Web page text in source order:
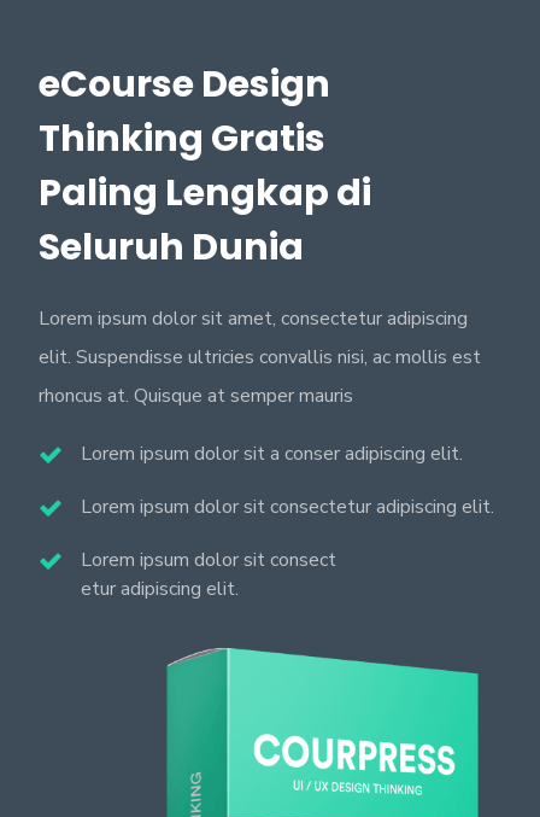
eCourse Design
Thinking Gratis
Paling Lengkap di
Seluruh Dunia
Lorem ipsum dolor sit amet, consectetur adipiscing
elit. Suspendisse ultricies convallis nisi, ac mollis est
rhoncus at. Quisque at semper mauris
Lorem ipsum dolor sit a conser adipiscing elit.
Lorem ipsum dolor sit consectetur adipiscing elit.
Lorem ipsum dolor sit consect
etur adipiscing elit.